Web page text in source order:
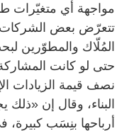
مواجهة أي متغيّرات
تتعرّض بعض الشركات
المُلّاك والمطوّرين
حتى لو كانت
نصف قيمة الزيادات
البناء، وقال إن
أرباحها بنِسَب